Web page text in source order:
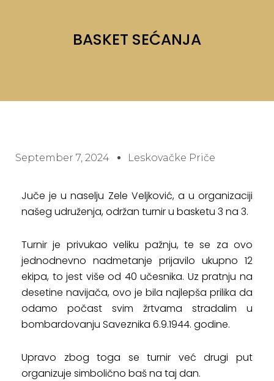
BASKET SEĆANJA
September 7, 2024 Leskovačke Priče
Juče je u naselju Zele Veljković, a u organizaciji
našeg udruženja, održan turnir u basketu 3 na 3.
Turnir je privukao veliku pažnju, te se za ovo
jednodnevno nadmetanje prijavilo ukupno 12
ekipa, to jest više od 40 učesnika. Uz pratnju na
desetine navijača, ovo je bila najlepša prilika da
odamo počast svim žrtvama stradalim u
bombardovanju Saveznika 6.9.1944. godine.
Upravo zbog toga se turnir već drugi put
organizuje simbolično baš na taj dan.